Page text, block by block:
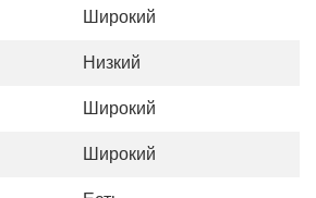
Широкий
Низкий
Широкий
Широкий